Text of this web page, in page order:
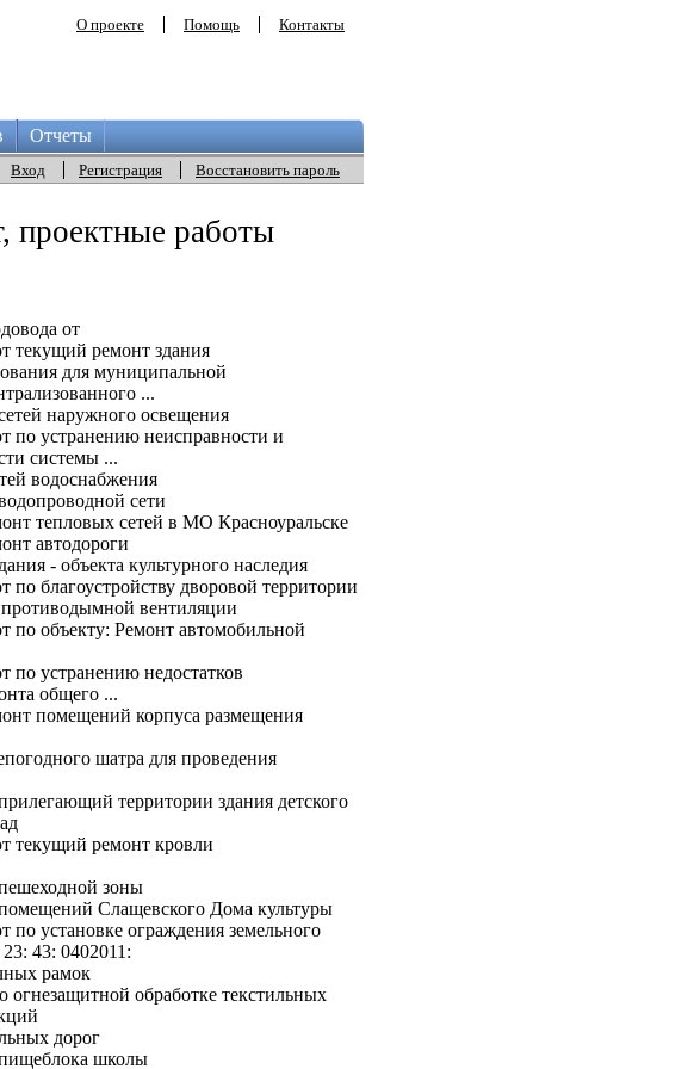
О проекте Помощь Контакты
Отчеты
Вход Регистрация Восстановить пароль
проектные работы
от
текущий ремонт здания
для муниципальной
...
наружного освещения
устранению неисправности и
системы ...
водоснабжения
сети
тепловых сетей в МО Красноуральске
автодороги
- объекта культурного наследия
благоустройству дворовой территории
вентиляции
объекту: Ремонт автомобильной
устранению недостатков
общего ...
помещений корпуса размещения
шатра для проведения
территории здания детского
текущий ремонт кровли
зоны
Слащевского Дома культуры
установке ограждения земельного
43: 0402011:
рамок
обработке текстильных
дорог
школы